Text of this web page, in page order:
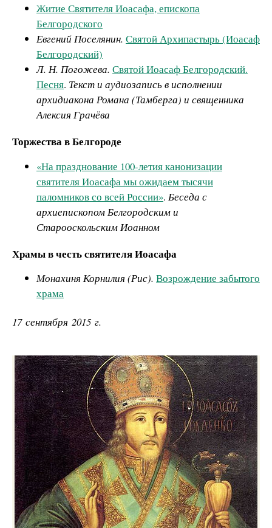
Житие Святителя Иоасафа, епископа
Белгородского
Евгений Поселянин. Святой Архипастырь (Иоасаф
Белгородский)
Л. Н. Погожева. Святой Иоасаф Белгородский.
Песня. Текст и аудиозапись в исполнении
архидиакона Романа (Тамберга) и священника
Алексия Грачёва
Торжества в Белгороде
«На празднование 100-летия канонизации
святителя Иоасафа мы ожидаем тысячи
паломников со всей России». Беседа с
архиепископом Белгородским и
Старооскольским Иоанном
Храмы в честь святителя Иоасафа
Монахиня Корнилия (Рис). Возрождение забытого
храма
17 сентября 2015 г.